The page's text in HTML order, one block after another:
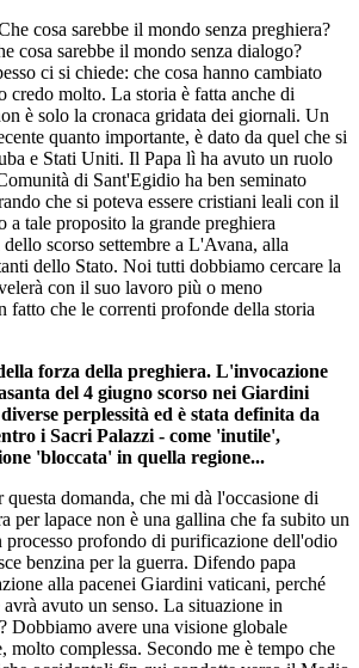
cosa sarebbe il mondo senza preghiera?
cosa sarebbe il mondo senza dialogo?
ci si chiede: che cosa hanno cambiato
credo molto. La storia è fatta anche di
è solo la cronaca gridata dei giornali. Un
quanto importante, è dato da quel che si
e Stati Uniti. Il Papa lì ha avuto un ruolo
di Sant'Egidio ha ben seminato
che si poteva essere cristiani leali con il
a tale proposito la grande preghiera
scorso settembre a L'Avana, alla
dello Stato. Noi tutti dobbiamo cercare la
con il suo lavoro più o meno
fatto che le correnti profonde della storia
forza della preghiera. L'invocazione
del 4 giugno scorso nei Giardini
perplessità ed è stata definita da
i Sacri Palazzi - come 'inutile',
'bloccata' in quella regione...
domanda, che mi dà l'occasione di
per lapace non è una gallina che fa subito un
processo profondo di purificazione dell'odio
benzina per la guerra. Difendo papa
alla pacenei Giardini vaticani, perché
avuto un senso. La situazione in
Dobbiamo avere una visione globale
molto complessa. Secondo me è tempo che